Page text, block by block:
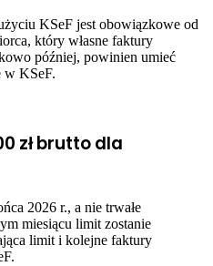
KSeF jest obowiązkowe od
który własne faktury
później, powinien umieć
w KSeF.
zł brutto dla
2026 r., a nie trwałe
miesiącu limit zostanie
limit i kolejne faktury